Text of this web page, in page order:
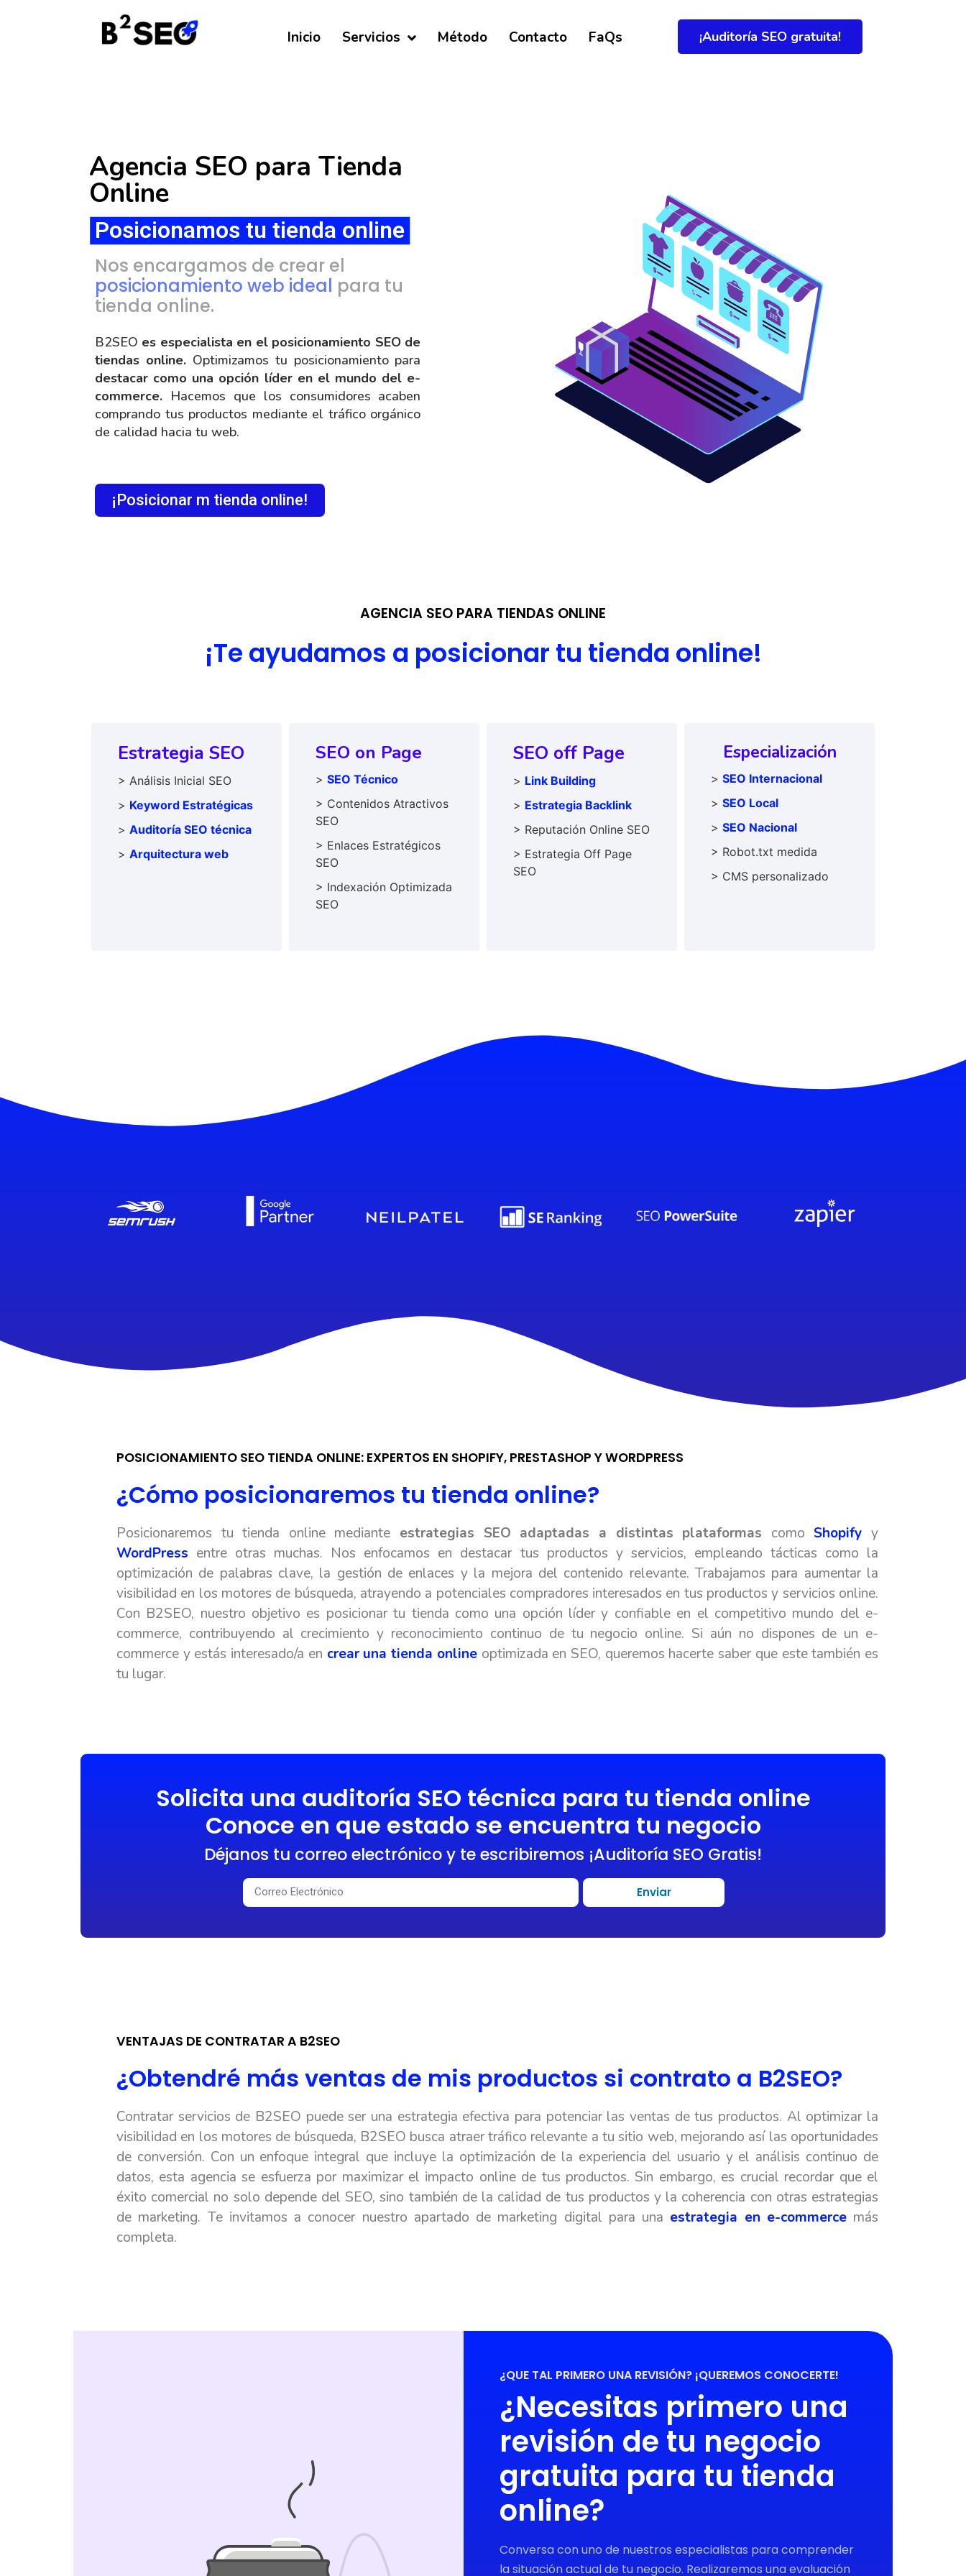
Inicio Servicios Método Contacto FaQs ¡Auditoría SEO gratuita!
Agencia SEO para Tienda
Online
Posicionamos tu tienda online
Nos encargamos de crear el
posicionamiento web ideal para tu
tienda online.
B2SEO es especialista en el posicionamiento SEO de
tiendas online.Optimizamos tu posicionamiento para
destacar como una opción líder en el mundo del e-
commerce. Hacemos que los consumidores acaben
comprando tus productos mediante el tráfico orgánico
de calidad hacia tu web.
¡Posicionar m tienda online!
AGENCIA SEO PARA TIENDAS ONLINE
¡Te ayudamos a posicionar tu tienda online!
Estrategia SEO
> Análisis Inicial SEO
> Keyword Estratégicas
> Auditoría SEO técnica
> Arquitectura web
SEO on Page
> SEO Técnico
> Contenidos Atractivos
SEO
> Enlaces Estratégicos
SEO
> Indexación Optimizada
SEO
SEO off Page
> Link Building
> Estrategia Backlink
> Reputación Online SEO
> Estrategia Off Page
SEO
Especialización
> SEO Internacional
> SEO Local
> SEO Nacional
> Robot.txt medida
> CMS personalizado
POSICIONAMIENTO SEO TIENDA ONLINE: EXPERTOS EN SHOPIFY, PRESTASHOP Y WORDPRESS
¿Cómo posicionaremos tu tienda online?
Posicionaremos tu tienda online mediante estrategias SEO adaptadas a distintas plataformas como Shopify y
WordPress entre otras muchas. Nos enfocamos en destacar tus productos y servicios, empleando tácticas como la
optimización de palabras clave, la gestión de enlaces y la mejora del contenido relevante. Trabajamos para aumentar la
visibilidad en los motores de búsqueda, atrayendo a potenciales compradores interesados en tus productos y servicios online.
Con B2SEO, nuestro objetivo es posicionar tu tienda como una opción líder y confiable en el competitivo mundo del e-
commerce, contribuyendo al crecimiento y reconocimiento continuo de tu negocio online. Si aún no dispones de un e-
commerce y estás interesado/a en crear una tienda onlineoptimizada en SEO, queremos hacerte saber que este también es
tu lugar.
Solicita una auditoría SEO técnica para tu tienda online
Conoce en que estado se encuentra tu negocio
Déjanos tu correo electrónico y te escribiremos ¡Auditoría SEO Gratis!
Enviar
VENTAJAS DE CONTRATAR A B2SEO
¿Obtendré más ventas de mis productos si contrato a B2SEO?
Contratar servicios de B2SEO puede ser una estrategia efectiva para potenciar las ventas de tus productos. Al optimizar la
visibilidad en los motores de búsqueda, B2SEO busca atraer tráfico relevante a tu sitio web, mejorando así las oportunidades
de conversión. Con un enfoque integral que incluye la optimización de la experiencia del usuario y el análisis continuo de
datos, esta agencia se esfuerza por maximizar el impacto online de tus productos. Sin embargo, es crucial recordar que el
éxito comercial no solo depende del SEO, sino también de la calidad de tus productos y la coherencia con otras estrategias
de marketing. Te invitamos a conocer nuestro apartado de marketing digital para una estrategia en e-commercemás
completa.
¿QUE TAL PRIMERO UNA REVISIÓN? ¡QUEREMOS CONOCERTE!
¿Necesitas primero una
revisión de tu negocio
gratuita para tu tienda
online?
Conversa con uno de nuestros especialistas para comprender
la situación actual de tu negocio. Realizaremos una evaluación